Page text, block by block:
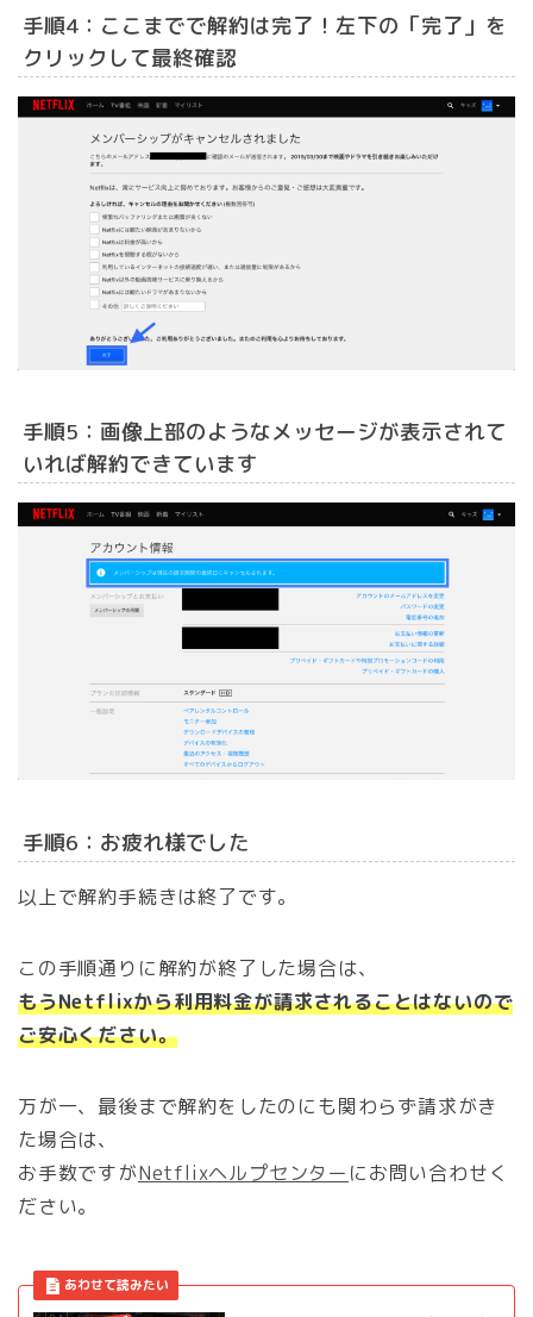
手順4：ここまでで解約は完了！左下の「完了」を
クリックして最終確認
手順5：画像上部のようなメッセージが表示されて
いれば解約できています
手順6：お疲れ様でした
以上で解約手続きは終了です。
この手順通りに解約が終了した場合は、
もうNetflixから利用料金が請求されることはないので
ご安心ください。
万が一、最後まで解約をしたのにも関わらず請求がき
た場合は、
お手数ですがNetflixヘルプセンター にお問い合わせく
ださい。